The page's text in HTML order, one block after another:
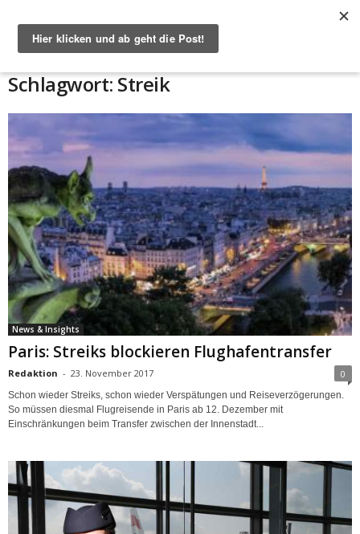
Schlagwort: Streik
News & Insights
Paris: Streiks blockieren Flughafentransfer
Redaktion - 23. November 2017 0
Schon wieder Streiks, schon wieder Verspätungen und Reiseverzögerungen.
So müssen diesmal Flugreisende in Paris ab 12. Dezember mit
Einschränkungen beim Transfer zwischen der Innenstadt...